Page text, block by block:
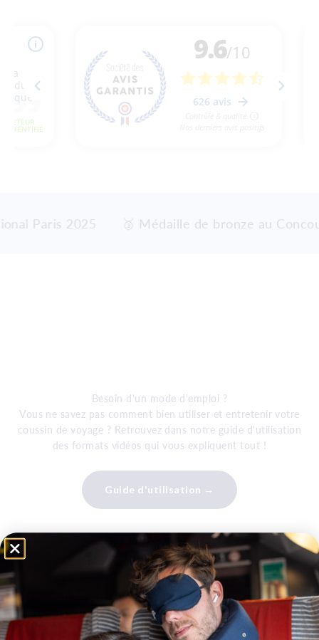
Paris 2025 🥉 Médaille de bronze au
Besoin d'un mode d'emploi ?
Vous ne savez pas comment bien utiliser et entretenir votre
coussin de voyage ? Retrouvez dans notre guide d'utilisation
des formats vidéos qui vous expliquent tout !
Guide d'utilisation →
Une question ?
En quelles matières sont fabriqués les
accessoires Petit Dormeur ?